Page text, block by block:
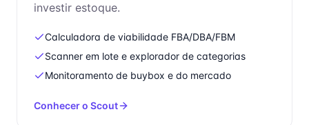
investir estoque.
Calculadora de viabilidade FBA/DBA/FBM
Scanner em lote e explorador de categorias
Monitoramento de buybox e do mercado
Conhecer o Scout